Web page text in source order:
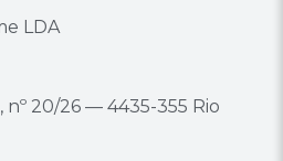
LDA
nº 20/26 — 4435-355 Rio